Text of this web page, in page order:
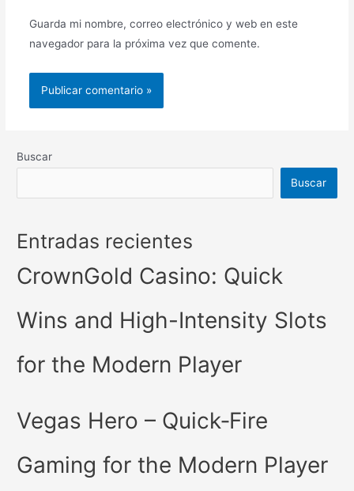
Guarda mi nombre, correo electrónico y web en este
navegador para la próxima vez que comente.
Buscar
Buscar
Entradas recientes
CrownGold Casino: Quick
Wins and High-Intensity Slots
for the Modern Player
Vegas Hero – Quick‑Fire
Gaming for the Modern Player